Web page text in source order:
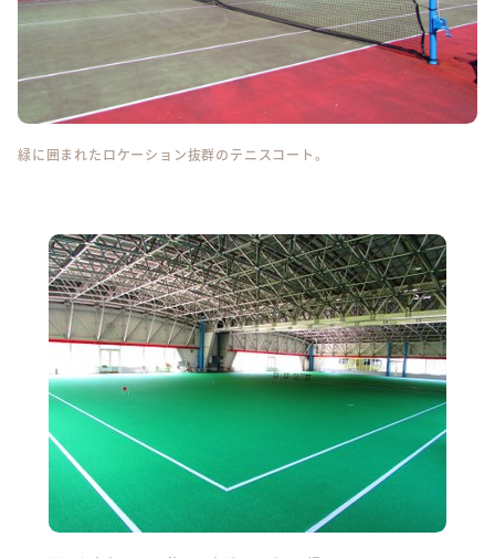
緑に囲まれたロケーション抜群のテニスコート。